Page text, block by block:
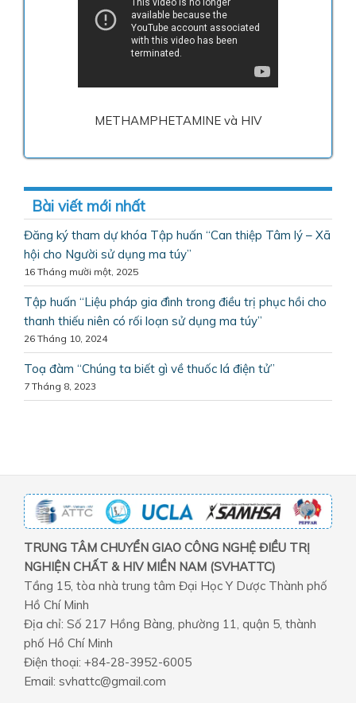
METHAMPHETAMINE và HIV
Bài viết mới nhất
Đăng ký tham dự khóa Tập huấn “Can thiệp Tâm lý – Xã
hội cho Người sử dụng ma túy”
16 Tháng mười một, 2025
Tập huấn “Liệu pháp gia đình trong điều trị phục hồi cho
thanh thiếu niên có rối loạn sử dụng ma túy”
26 Tháng 10, 2024
Toạ đàm “Chúng ta biết gì về thuốc lá điện tử”
7 Tháng 8, 2023
TRUNG TÂM CHUYỂN GIAO CÔNG NGHỆ ĐIỀU TRỊ
NGHIỆN CHẤT & HIV MIỀN NAM (SVHATTC)
Tầng 15, tòa nhà trung tâm Đại Học Y Dược Thành phố
Hồ Chí Minh
Địa chỉ: Số 217 Hồng Bàng, phường 11, quận 5, thành
phố Hồ Chí Minh
Điện thoại: +84-28-3952-6005
Email: svhattc@gmail.com